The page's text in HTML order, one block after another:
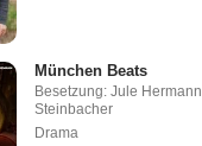
München Beats
Besetzung:Jule Hermann
Steinbacher
Drama